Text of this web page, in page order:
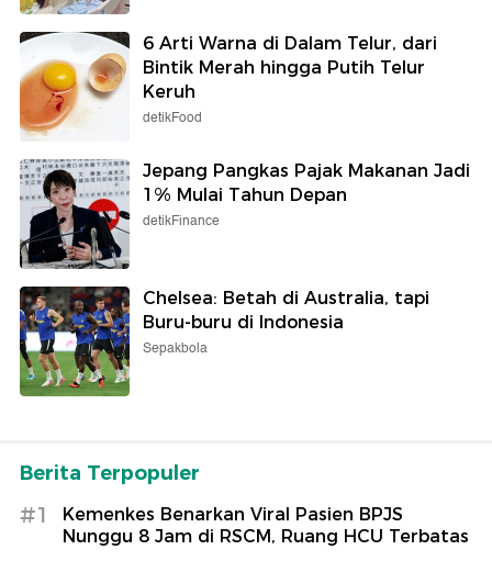
6 Arti Warna di Dalam Telur, dari
Bintik Merah hingga Putih Telur
Keruh
detikFood
Jepang Pangkas Pajak Makanan Jadi
1% Mulai Tahun Depan
detikFinance
Chelsea: Betah di Australia, tapi
Buru-buru di Indonesia
Sepakbola
Berita Terpopuler
#1
Kemenkes Benarkan Viral Pasien BPJS
Nunggu 8 Jam di RSCM, Ruang HCU Terbatas